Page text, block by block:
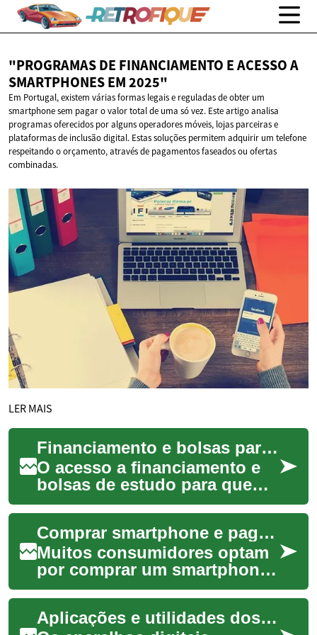
"PROGRAMAS DE FINANCIAMENTO E ACESSO A
SMARTPHONESEM 2025"
Em Portugal, existem várias formas legais e reguladas de obter um
smartphone sem pagar o valor total de uma só vez. Este artigo analisa
programas oferecidos por alguns operadores móveis, lojas parceiras e
plataformas de inclusão digital. Estas soluções permitem adquirir um telefone
respeitando o orçamento, através de pagamentos faseados ou ofertas
combinadas.
LER MAIS
Financiamento e bolsas para estudantes de futebol e esportes
O acesso a financiamento e
bolsas de estudo para quem
pratica futebol e outros
esportes exige planejamento
e informaç...
Comprar smartphone e pagar depois: opções e como funciona
Muitos consumidores optam
por comprar um smartphone
hoje e pagar depois, usando
planos de parcelamento,
crédito rotat...
Aplicações e utilidades dos aparelhos digitais portáteis